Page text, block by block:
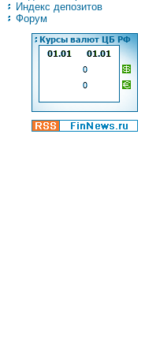
Индекс депозитов
Форум